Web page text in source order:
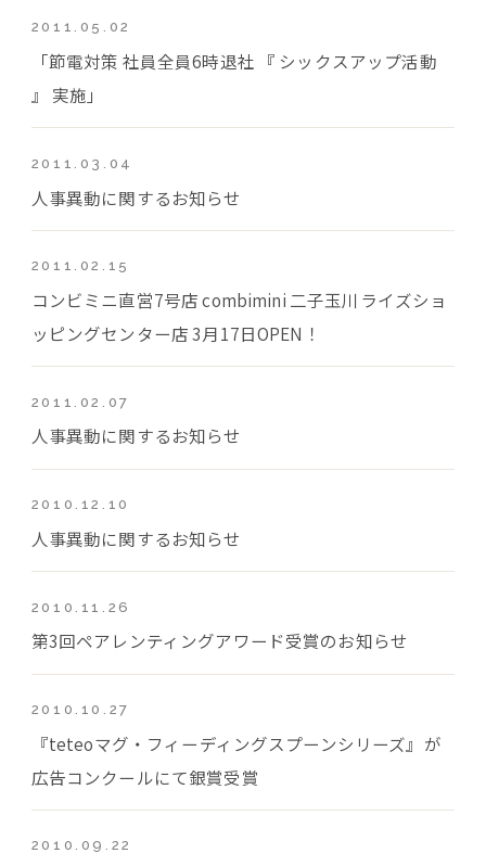
2011.05.02
「節電対策 社員全員6時退社 『 シックスアップ活動
』 実施」
2011.03.04
人事異動に関するお知らせ
2011.02.15
コンビミニ直営7号店 combimini 二子玉川ライズショ
ッピングセンター店 3月17日OPEN！
2011.02.07
人事異動に関するお知らせ
2010.12.10
人事異動に関するお知らせ
2010.11.26
第3回ペアレンティングアワード受賞のお知らせ
2010.10.27
『teteoマグ・フィーディングスプーンシリーズ』が
広告コンクールにて銀賞受賞
2010.09.22